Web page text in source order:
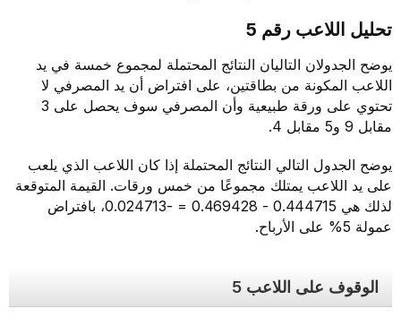
تحليل اللاعب رقم 5
يوضح الجدولان التاليان النتائج المحتملة لمجموع خمسة في يد
اللاعب المكونة من بطاقتين، على افتراض أن يد المصرفي لا
تحتوي على ورقة طبيعية وأن المصرفي سوف يحصل على 3
مقابل 9 و5 مقابل 4.
يوضح الجدول التالي النتائج المحتملة إذا كان اللاعب الذي يلعب
على يد اللاعب يمتلك مجموعًا من خمس ورقات. القيمة المتوقعة
لذلك هي 0.444715 - 0.469428 = -0.024713، بافتراض
عمولة 5% على الأرباح.
الوقوف على اللاعب 5